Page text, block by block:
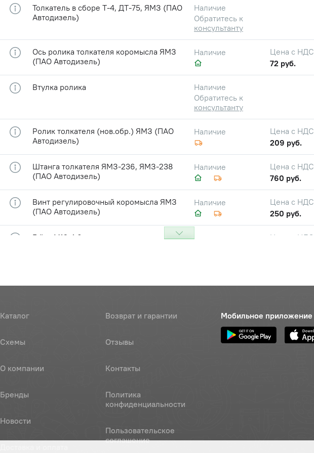
Толкатель в сборе Т-4, ДТ-75, ЯМЗ (ПАО
Автодизель)
Наличие
Обратитесь к
консультанту
Ось ролика толкателя коромысла ЯМЗ
(ПАО Автодизель)
Наличие
Цена с НДС
72 руб.
Втулка ролика
Наличие
Обратитесь к
консультанту
Ролик толкателя (нов.обр.) ЯМЗ (ПАО
Автодизель)
Наличие
Цена с НДС
209 руб.
Штанга толкателя ЯМЗ-236, ЯМЗ-238
(ПАО Автодизель)
Наличие
Цена с НДС
760 руб.
Винт регулировочный коромысла ЯМЗ
(ПАО Автодизель)
Наличие
Цена с НДС
250 руб.
Гайка М12х1,0 винта регулировочного
Наличие
Цена с НДС
1 455 руб.
Обратитесь к
консультанту
консультанту
Каталог
Схемы
О компании
Бренды
Новости
Возврат и гарантии
Отзывы
Контакты
Политика
конфиденциальности
Пользовательское
соглашение
Мобильное приложение